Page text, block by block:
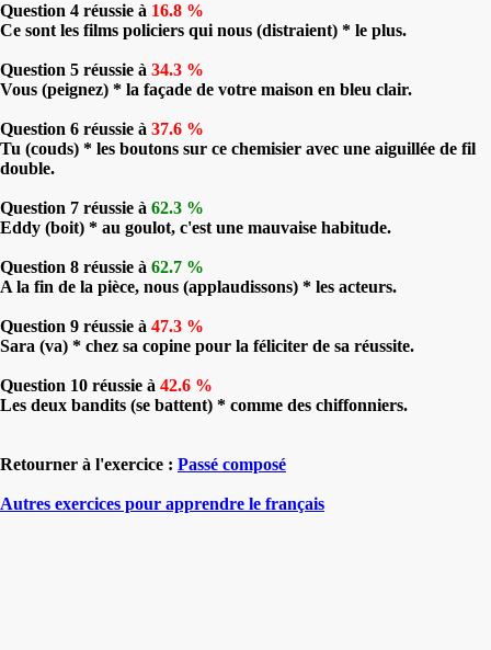
Question 4 réussie à 16.8 %
Ce sont les films policiers qui nous (distraient) * le plus.
Question 5 réussie à 34.3 %
Vous (peignez) * la façade de votre maison en bleu clair.
Question 6 réussie à 37.6 %
Tu (couds) * les boutons sur ce chemisier avec une aiguillée de fil
double.
Question 7 réussie à 62.3 %
Eddy (boit) * au goulot, c'est une mauvaise habitude.
Question 8 réussie à 62.7 %
A la fin de la pièce, nous (applaudissons) * les acteurs.
Question 9 réussie à 47.3 %
Sara (va) * chez sa copine pour la féliciter de sa réussite.
Question 10 réussie à 42.6 %
Les deux bandits (se battent) * comme des chiffonniers.
Retourner à l'exercice : Passé composé
Autres exercices pour apprendre le français